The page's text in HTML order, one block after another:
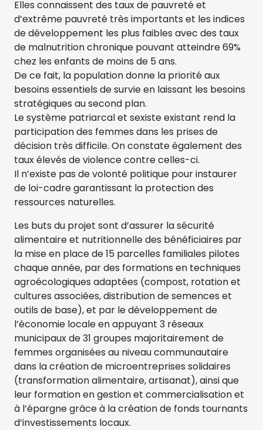
Elles connaissent des taux de pauvreté et
d’extrême pauvreté très importants et les indices
de développement les plus faibles avec des taux
de malnutrition chronique pouvant atteindre 69%
chez les enfants de moins de 5 ans.
De ce fait, la population donne la priorité aux
besoins essentiels de survie en laissant les besoins
stratégiques au second plan.
Le système patriarcal et sexiste existant rend la
participation des femmes dans les prises de
décision très difficile. On constate également des
taux élevés de violence contre celles-ci.
Il n’existe pas de volonté politique pour instaurer
de loi-cadre garantissant la protection des
ressources naturelles.
Les buts du projet sont d’assurer la sécurité
alimentaire et nutritionnelle des bénéficiaires par
la mise en place de 15 parcelles familiales pilotes
chaque année, par des formations en techniques
agroécologiques adaptées (compost, rotation et
cultures associées, distribution de semences et
outils de base), et par le développement de
l’économie locale en appuyant 3 réseaux
municipaux de 31 groupes majoritairement de
femmes organisées au niveau communautaire
dans la création de microentreprises solidaires
(transformation alimentaire, artisanat), ainsi que
leur formation en gestion et commercialisation et
à l’épargne grâce à la création de fonds tournants
d’investissements locaux.